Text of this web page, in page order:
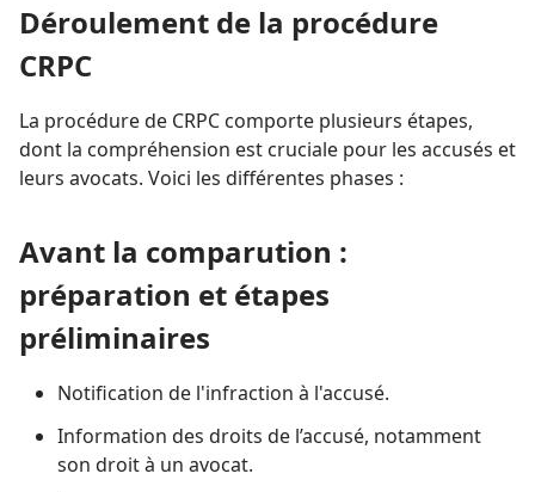
Déroulement de la procédure
CRPC
La procédure de CRPC comporte plusieurs étapes,
dont la compréhension est cruciale pour les accusés et
leurs avocats. Voici les différentes phases :
Avant la comparution :
préparation et étapes
préliminaires
Notification de l'infraction à l'accusé.
Information des droits de l’accusé, notamment
son droit à un avocat.